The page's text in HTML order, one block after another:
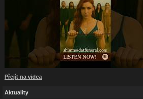
Přejít na videa
Aktuality